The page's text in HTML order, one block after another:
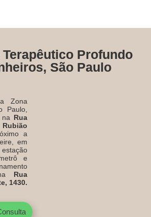
Profundo
São Paulo
Zona
Paulo,
Rua
a
em
e
Rua
1430.